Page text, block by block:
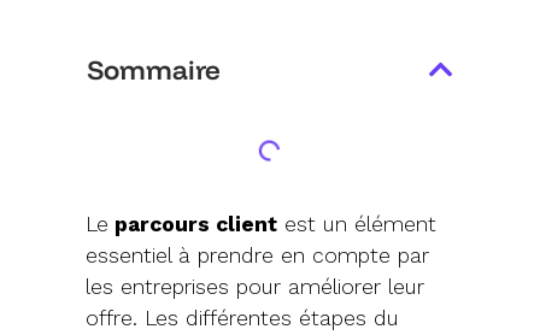
Sommaire
Le parcours clientest un élément
essentiel à prendre en compte par
les entreprises pour améliorer leur
offre. Les différentes étapes du